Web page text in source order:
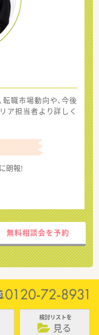
職市場動向や、今後
ア担当者より詳しく
朗報!
無料相談会を予約
検討リストを
見る